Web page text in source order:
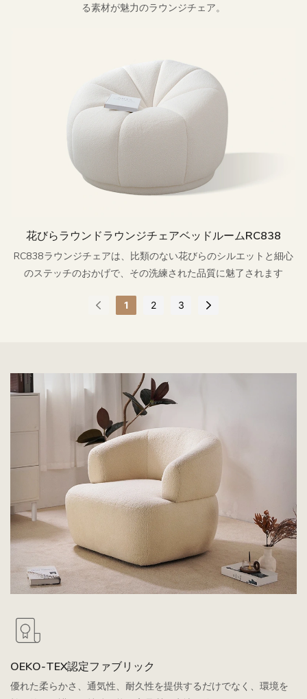
る素材が魅力のラウンジチェア。
花びらラウンドラウンジチェアベッドルームRC838
RC838ラウンジチェアは、比類のない花びらのシルエットと細心
のステッチのおかげで、その洗練された品質に魅了されます
1 2 3
OEKO-TEX認定ファブリック
優れた柔らかさ、通気性、耐久性を提供するだけでなく、環境を